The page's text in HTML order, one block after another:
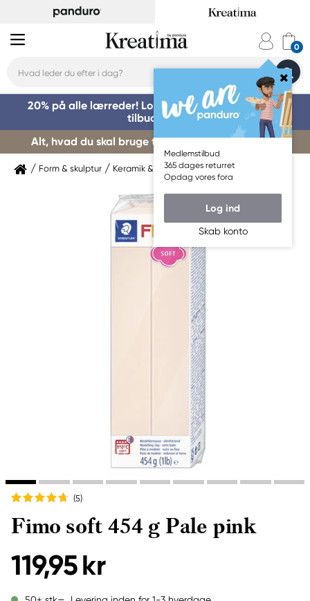
Medlemstilbud
365 dages returret
Opdag vores fora
Log ind
Skab konto
20% på alle lærreder! Log på for at benytte dig af
tilbuddet »
Alt, hvad du skal bruge til kursusstart – køb her »
Form & skulptur Keramik & ler Ovnhærdende ler
(5)
Fimo soft 454 g Pale pink
119,95 kr